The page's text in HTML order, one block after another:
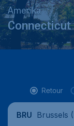
Amerika
Connecticut
Retour
BRU Brussels